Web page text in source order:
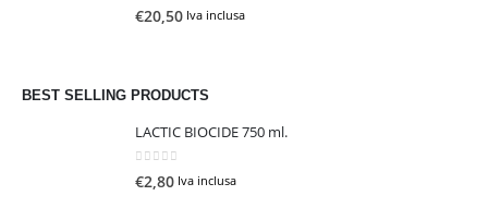
0Su 5
€20,50 Iva inclusa
BEST SELLING PRODUCTS
LACTIC BIOCIDE 750 ml.
0Su 5
€2,80 Iva inclusa